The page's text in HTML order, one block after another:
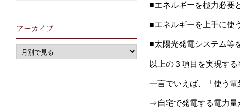
■エネルギーを極力必要
■エネルギーを上手に使
■太陽光発電システム等
以上の３項目を実現す
一言でいえば、「使う
⇒自宅で発電する電力量
アーカイブ